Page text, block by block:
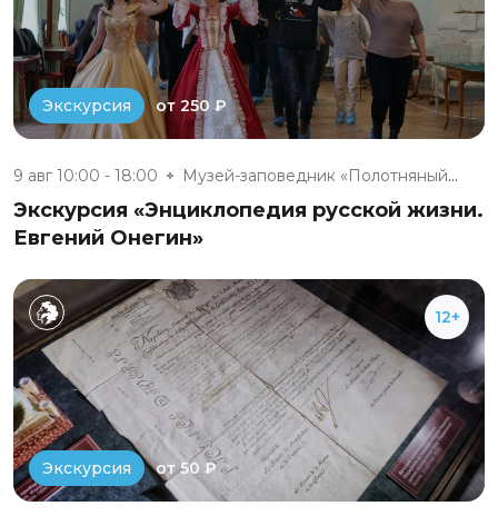
Экскурсия от 250 ₽
9 авг 10:00 - 18:00 Музей-заповедник «Полотняный З...
Экскурсия «Энциклопедия русской жизни.
Евгений Онегин»
12+
Экскурсия от 50 ₽